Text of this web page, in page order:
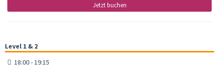
Jetzt buchen
Level 1 & 2
18:00 - 19:15